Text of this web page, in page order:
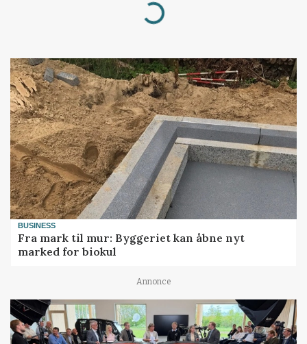
Loading...
BUSINESS
Fra mark til mur: Byggeriet kan åbne nyt
marked for biokul
Annonce